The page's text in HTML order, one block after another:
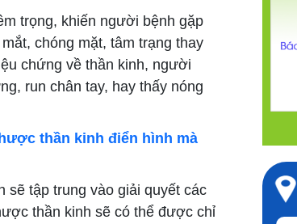
trọng, khiến người bệnh gặp
chóng mặt, tâm trạng thay
chứng về thần kinh, người
run chân tay, hay thấy nóng
thần kinh điển hình mà
tập trung vào giải quyết các
thần kinh sẽ có thể được chỉ